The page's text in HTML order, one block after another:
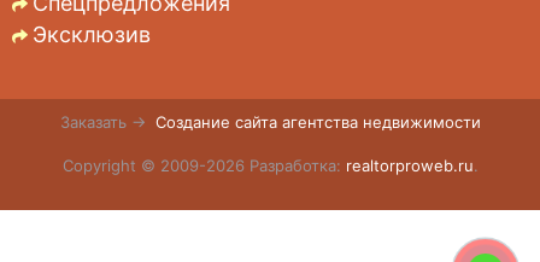
Эксклюзив
Заказать → Создание сайта агентства недвижимости
Copyright © 2009-2026 Разработка: realtorproweb.ru.